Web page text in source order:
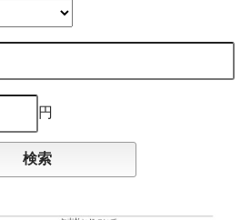
円